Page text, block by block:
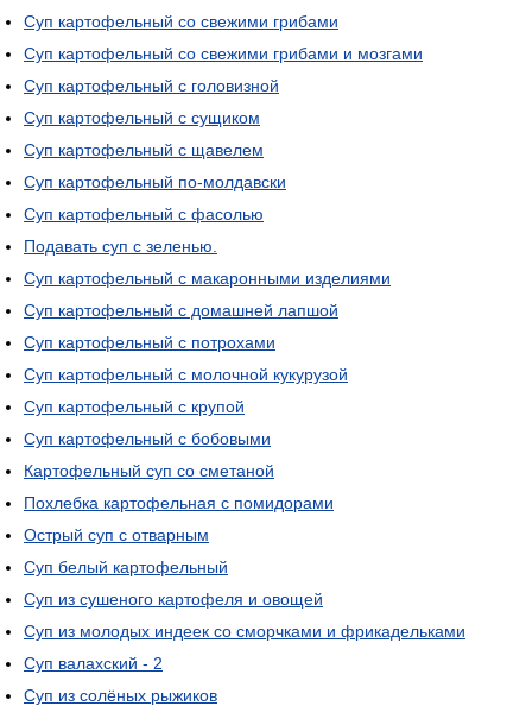
Суп картофельный со свежими грибами
Суп картофельный со свежими грибами и мозгами
Суп картофельный с головизной
Суп картофельный с сущиком
Суп картофельный с щавелем
Суп картофельный по-молдавски
Суп картофельный с фасолью
Подавать суп с зеленью.
Суп картофельный с макаронными изделиями
Суп картофельный с домашней лапшой
Суп картофельный с потрохами
Суп картофельный с молочной кукурузой
Суп картофельный с крупой
Суп картофельный с бобовыми
Картофельный суп со сметаной
Похлебка картофельная с помидорами
Острый суп с отварным
Суп белый картофельный
Суп из сушеного картофеля и овощей
Суп из молодых индеек со сморчками и фрикадельками
Суп валахский - 2
Суп из солёных рыжиков